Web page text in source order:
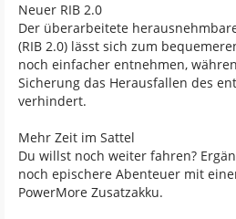
Neuer RIB 2.0
Der überarbeitete
(RIB 2.0) lässt sich zum
noch einfacher entnehmen,
Sicherung das Herausfallen des
verhindert.
Mehr Zeit im Sattel
Du willst noch weiter fahren?
noch epischere Abenteuer mit
PowerMore Zusatzakku.